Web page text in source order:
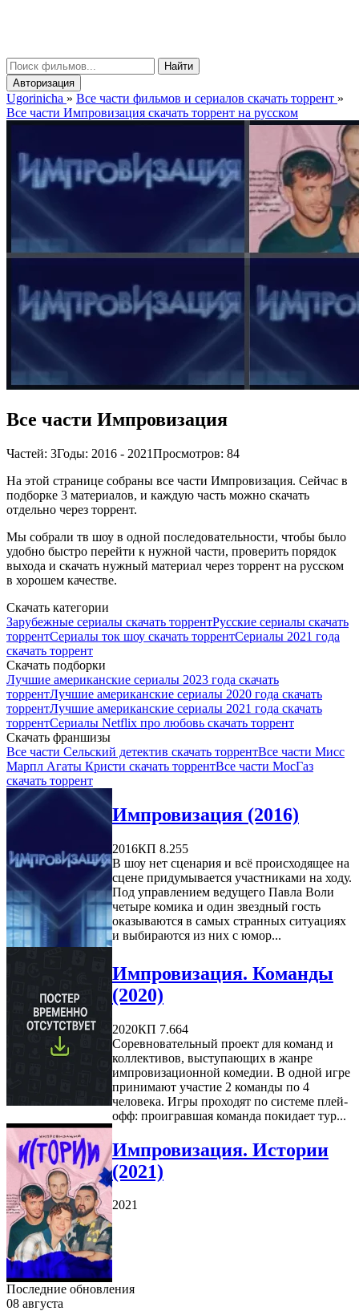
Найти
Авторизация
Ugorinicha » Все части фильмов и сериалов скачать торрент »
Все части Импровизация скачать торрент на русском
Все части Импровизация
Частей: 3Годы: 2016 - 2021Просмотров: 84
На этой странице собраны все части Импровизация. Сейчас в
подборке 3 материалов, и каждую часть можно скачать
отдельно через торрент.
Мы собрали тв шоу в одной последовательности, чтобы было
удобно быстро перейти к нужной части, проверить порядок
выхода и скачать нужный материал через торрент на русском
в хорошем качестве.
Скачать категории
Зарубежные сериалы скачать торрентРусские сериалы скачать
торрентСериалы ток шоу скачать торрентСериалы 2021 года
скачать торрент
Скачать подборки
Лучшие американские сериалы 2023 года скачать
торрентЛучшие американские сериалы 2020 года скачать
торрентЛучшие американские сериалы 2021 года скачать
торрентСериалы Netflix про любовь скачать торрент
Скачать франшизы
Все части Сельский детектив скачать торрентВсе части Мисс
Марпл Агаты Кристи скачать торрентВсе части МосГаз
скачать торрент
Импровизация (2016)
2016КП 8.255
В шоу нет сценария и всё происходящее на
сцене придумывается участниками на ходу.
Под управлением ведущего Павла Воли
четыре комика и один звездный гость
оказываются в самых странных ситуациях
и выбираются из них с юмор...
Импровизация. Команды
(2020)
2020КП 7.664
Соревновательный проект для команд и
коллективов, выступающих в жанре
импровизационной комедии. В одной игре
принимают участие 2 команды по 4
человека. Игры проходят по системе плей-
офф: проигравшая команда покидает тур...
Импровизация. Истории
(2021)
2021
Последние обновления
08 августа